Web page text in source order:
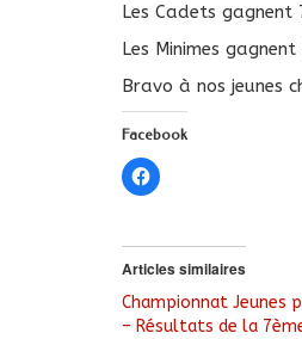
Les Cadets gagnent
Les Minimes
Bravo à nos jeunes
Facebook
Cliquez
pour
dans
une
nouvelle
fenêtre)
Articles similaires
Championnat Jeunes
– Résultats de la